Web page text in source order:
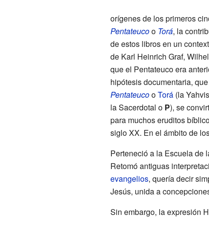
orígenes de los primeros
Pentateucoo Torá, la
de estos libros en un
de Karl Heinrich Graf,
que el Pentateuco era
hipótesis documentaria,
PentateucooTorá(la
la Sacerdotal o P), se
para muchos eruditos
siglo XX. En el ámbito de
Perteneció a la Escuela de
Retomó antiguas
evangelios, quería decir
Jesús, unida a
Sin embargo, la expresión